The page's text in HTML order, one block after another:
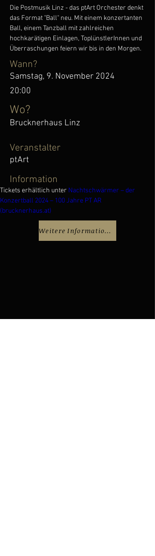
Die Postmusik Linz - das ptArt Orchester denkt
das Format "Ball" neu. Mit einem konzertanten
Ball, einem Tanzball mit zahlreichen
hochkarätigen Einlagen, ToplünstlerInnen und
Überraschungen feiern wir bis in den Morgen.
Wann?
Samstag, 9. November 2024
20:00
Wo?
Brucknerhaus Linz
Veranstalter
ptArt
Information
Tickets erhältlich unter Nachtschwärmer – der
Konzertball 2024 – 100 Jahre PT AR
(brucknerhaus.at)
Weitere Informationen